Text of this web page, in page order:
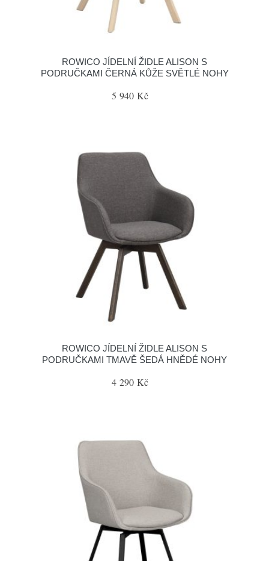
ROWICO JÍDELNÍ ŽIDLE ALISON S
PODRUČKAMI ČERNÁ KŮŽE SVĚTLÉ NOHY
5 940 Kč
ROWICO JÍDELNÍ ŽIDLE ALISON S
PODRUČKAMI TMAVĚ ŠEDÁ HNĚDÉ NOHY
4 290 Kč